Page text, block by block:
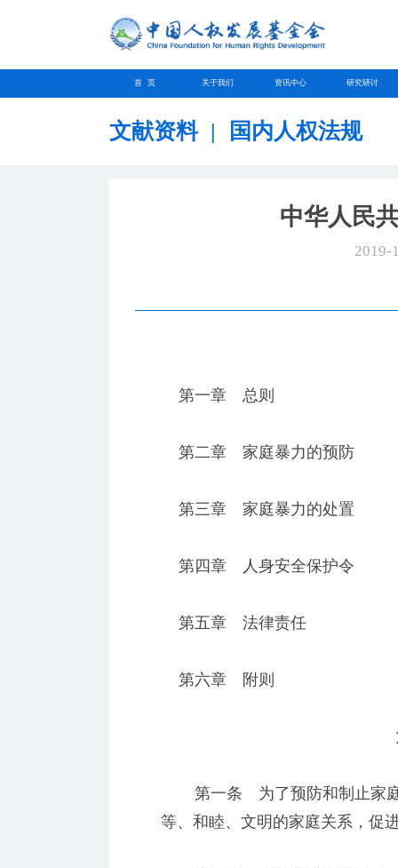
首 页 关于我们 资讯中心 研究研讨
文献资料 | 国内人权法规
中华人民
2019-
第一章 总则
第二章 家庭暴力的预防
第三章 家庭暴力的处置
第四章 人身安全保护令
第五章 法律责任
第六章 附则
第一条 为了预防和制止家庭
等、和睦、文明的家庭关系，促